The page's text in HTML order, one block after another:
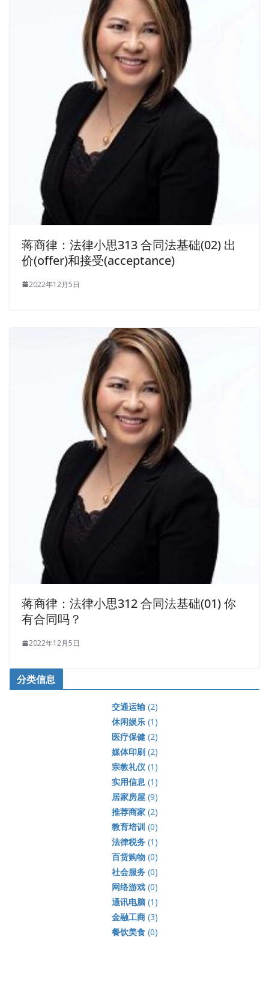
蒋商律：法律小思313 合同法基础(02) 出
价(offer)和接受(acceptance)
2022年12月5日
蒋商律：法律小思312 合同法基础(01) 你
有合同吗？
2022年12月5日
分类信息
交通运输(2)
休闲娱乐(1)
医疗保健(2)
媒体印刷(2)
宗教礼仪(1)
实用信息(1)
居家房屋(9)
推荐商家(2)
教育培训 (0)
法律税务(1)
百货购物(0)
社会服务(0)
网络游戏(0)
通讯电脑(1)
金融工商(3)
餐饮美食(0)